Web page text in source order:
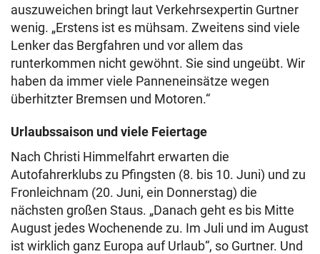
auszuweichen bringt laut Verkehrsexpertin Gurtner
wenig. „Erstens ist es mühsam. Zweitens sind viele
Lenker das Bergfahren und vor allem das
runterkommen nicht gewöhnt. Sie sind ungeübt. Wir
haben da immer viele Panneneinsätze wegen
überhitzter Bremsen und Motoren.“
Urlaubssaison und viele Feiertage
Nach Christi Himmelfahrt erwarten die
Autofahrerklubs zu Pfingsten (8. bis 10. Juni) und zu
Fronleichnam (20. Juni, ein Donnerstag) die
nächsten großen Staus. „Danach geht es bis Mitte
August jedes Wochenende zu. Im Juli und im August
ist wirklich ganz Europa auf Urlaub“, so Gurtner. Und